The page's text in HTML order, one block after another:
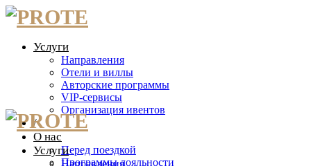
Услуги
Направления
Отели и виллы
Авторские программы
VIP-сервисы
Организация ивентов
/
О нас
Перед поездкой
Программы лояльности
Услуги
Направления